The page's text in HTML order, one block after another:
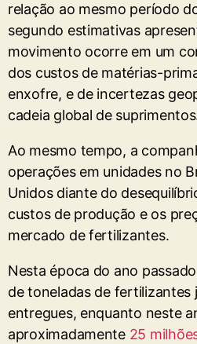
relação ao mesmo período
segundo estimativas
movimento ocorre em um
dos custos de matérias-
enxofre, e de incertezas
cadeia global de
Ao mesmo tempo, a
operações em unidades no
Unidos diante do
custos de produção e os
mercado de fertilizantes.
Nesta época do ano
de toneladas de fertilizantes
entregues, enquanto neste
aproximadamente 25